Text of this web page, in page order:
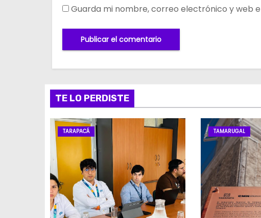
Guarda mi nombre, correo electrónico y web
TE LO PERDISTE
TARAPACÁ TAMARUGAL